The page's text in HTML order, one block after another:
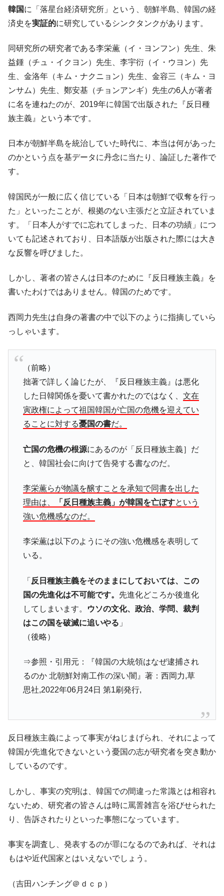
『Money1』
韓国「ここは北朝鮮なのか。選管がサーバ
ーにウソのデータを入力したのは明白だ」
『Money1』
韓国は「中国と同じく」投資に不適格な国
『Money1』
『韓国銀行』が「金の保有量を増やしま
す」⇒「金を経由するドル入手」手段ではないのか？
『Money1』
韓国･外為取引量「1日当たり1,214.4億ド
ル」まで拡大 ⇒ 海外資金の動きに強く左右される状態
『Money1』
韓国･帰ってきた李在明。李在明を支持しな
い「50.5％」に上昇
『Money1』
『Money1』
韓国･警察職員が「丸刈りになって抗議活
『Money1』
中国だけが鉄鋼輸出を異常増加させる ⇒ 中
国の過剰生産が世界を蝕む。
種は全般的「不調」⇒ PSIが示す現況は決して良くない。
『Money1』
【米韓激突案件】韓国消費者院が『クーパ
『Money1』 韓国で猛暑。南東部では干ばつ
『Money1』
『Money1』
に韓国がいっちょがみしたのでは。
『Money1』
韓国政府『BYD』車への補助金を全廃 ⇒ 実
は韓国で『BYD』車は売れている。6カ月で対前年同期比
1.9倍！
『Money1』
在韓米国大使スティールが着韓！⇒ さっそ
ドを掲げる「在韓反米勢力」
『Money1』
韓国政府「2035年までに18.4GW規模のAIデ
『Money1』
JPモルガン「韓国レバレッジETFの清算は
ほぼ終わった」
『Money1』
韓国『国民年金公団』株価暴落で200兆蒸
ャンペーン」⇒ あの名物教授も登場！
『Money1』
韓国「橋が落ちました」⇒ 耐久性「なさす
『Money1』
韓国鉄鋼最大手『POSCO』ズブズブ沈む。
営業利益80.2％も減少
『Money1』
にぶん殴る法案」提出！⇒ クーパン問題は合衆国企業に対
『Money1』
韓国ボンクラ政策室長･金容範、株価暴落に
他人事のような発言。
機 ⇒ 10.7兆では損が出るからできない。
『Money1』
【速報】韓国株式市場の暴落・本日07月29
日(水)もサイドカー・サーキットブレイカーの二段コンボ
『Money1』
IT産業は人を雇用する効果は低い。全産業の
半分未満しか雇用を生まない
Fact1
日本の誇る海洋資源調査船『白嶺』は先進技術の
Fact1
夏の甲子園、優勝校を最も多く輩出している都道
府県とは？
韓国に「落星台経済研究所」という、朝鮮半島、韓国の経
済史を実証的に研究しているシンクタンクがあります。
同研究所の研究者である李栄薫（イ・ヨンフン）先生、朱
益鍾（チュ・イクヨン）先生、李宇衍（イ・ウヨン）先
生、金洛年（キム・ナクニョン）先生、金容三（キム・ヨ
ンサム）先生、鄭安基（チョンアンギ）先生の6人が著者
に名を連ねたのが、2019年に韓国で出版された『反日種
族主義』という本です。
日本が朝鮮半島を統治していた時代に、本当は何があった
のかという点を基データに丹念に当たり、論証した著作で
す。
韓国民が一般に広く信じている「日本は朝鮮で収奪を行っ
た」といったことが、根拠のない主張だと立証されていま
す。「日本人がすでに忘れてしまった、日本の功績」につ
いても記述されており、日本語版が出版された際には大き
な反響を呼びました。
しかし、著者の皆さんは日本のために『反日種族主義』を
書いたわけではありません。韓国のためです。
西岡力先生は自身の著書の中で以下のように指摘していら
っしゃいます。
（前略）
拙著で詳しく論じたが、『反日種族主義』は悪化
した日韓関係を憂いて書かれたのではなく、 文在
寅政権によって祖国韓国が亡国の危機を迎えてい
ることに対する憂国の書だ。
亡国の危機の根源にあるのが「反日種族主義］だ
と、韓国社会に向けて告発する書なのだ。
李栄薫らが物議を醸すことを承知で同書を出した
理由は、
「反日種族主義」が韓国を亡ぼすという
強い危機感なのだ。
李栄薫は以下のようにその強い危機感を表明して
いる。
「 反日種族主義をそのままにしておいては、この
国の先進化は不可能です。 先進化どころか後進化
してしまいます。
ウソの文化、政治、学問、裁判
はこの国を破滅に追いやる 」
（後略）
⇒参照・引用元：『韓国の大統領はなぜ逮捕され
るのか 北朝鮮対南工作の深い闇』著：西岡力,草
思社,2022年06月24日 第1刷発行,
反日種族主義によって事実がねじまげられ、それによって
韓国が先進化できないという憂国の志が研究者を突き動か
しているのです。
しかし、事実の究明は、韓国での間違った常識とは相容れ
ないため、研究者の皆さんは時に罵詈雑言を浴びせられた
り、告訴されたりといった事態になっています。
事実を調査し、発表するのが罪になるのであれば、それは
もはや近代国家とはいえないでしょう。
（吉田ハンチング＠ｄｃｐ）